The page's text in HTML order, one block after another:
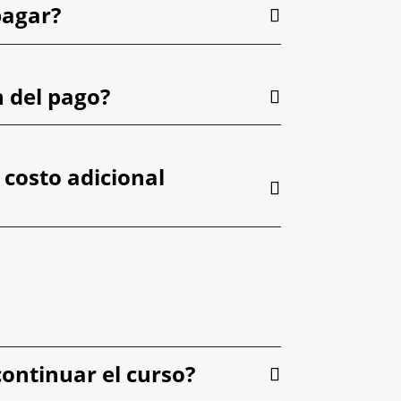
pago?
adicional
el curso?